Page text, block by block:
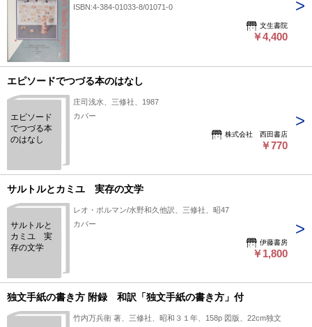
ISBN:4-384-01033-8/01071-0
文生書院
￥4,400
エピソードでつづる本のはなし
エピソード
でつづる本
のはなし
庄司浅水、三修社、1987
カバー
株式会社 西田書店
￥770
サルトルとカミユ 実存の文学
サルトルと
カミユ 実
存の文学
レオ・ポルマン/水野和久他訳、三修社、昭47
カバー
伊藤書房
￥1,800
独文手紙の書き方 附録 和訳「独文手紙の書き方」付
竹内万兵衛 著、三修社、昭和３１年、158p 図版、22cm独文